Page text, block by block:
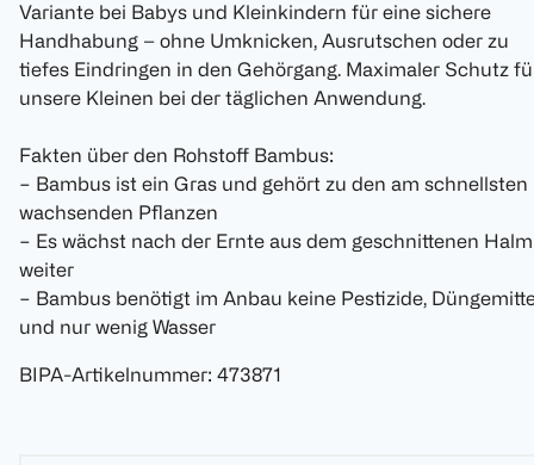
Variante bei Babys und Kleinkindern für eine sichere
Handhabung – ohne Umknicken, Ausrutschen oder zu
tiefes Eindringen in den Gehörgang. Maximaler Schutz
unsere Kleinen bei der täglichen Anwendung.
Fakten über den Rohstoff Bambus:
− Bambus ist ein Gras und gehört zu den am schnellsten
wachsenden Pflanzen
− Es wächst nach der Ernte aus dem geschnittenen Halm
weiter
− Bambus benötigt im Anbau keine Pestizide,
und nur wenig Wasser
BIPA-Artikelnummer: 473871